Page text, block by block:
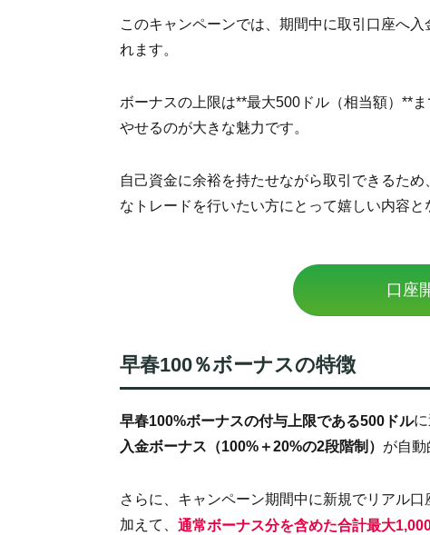
このキャンペーンでは、期間中に取引口座へ
れます。
ボーナスの上限は**最大500ドル（相当額）**
やせるのが大きな魅力です。
自己資金に余裕を持たせながら取引できるた
なトレードを行いたい方にとって嬉しい内容と
口座
早春100％ボーナスの特徴
早春100%ボーナスの付与上限である500ドル
入金ボーナス（100%＋20%の2段階制） が自動
さらに、キャンペーン期間中に新規でリアル
加えて、 通常ボーナス分を含めた合計最大